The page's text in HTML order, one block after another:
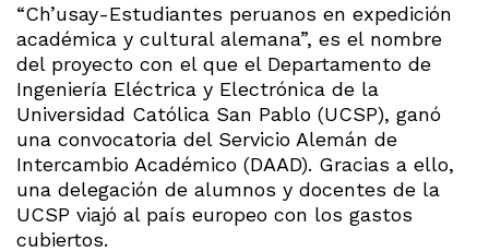
“Ch’usay-Estudiantes peruanos en expedición
académica y cultural alemana”, es el nombre
del proyecto con el que el Departamento de
Ingeniería Eléctrica y Electrónica de la
Universidad Católica San Pablo (UCSP), ganó
una convocatoria del Servicio Alemán de
Intercambio Académico (DAAD). Gracias a ello,
una delegación de alumnos y docentes de la
UCSP viajó al país europeo con los gastos
cubiertos.